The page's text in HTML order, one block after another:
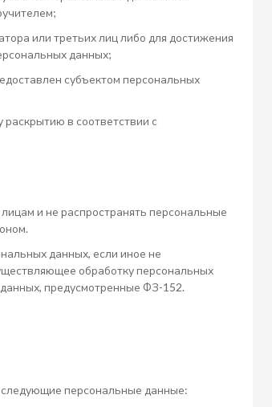
или третьих лиц либо для достижения
данных;
субъектом персональных
в соответствии с
и не распространять персональные
данных, если иное не
обработку персональных
предусмотренные ФЗ-152.
персональные данные: